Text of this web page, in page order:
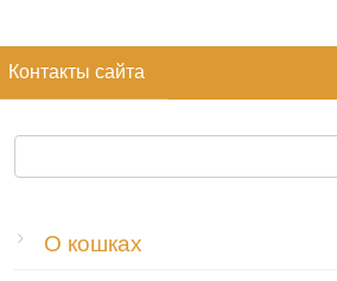
Контакты сайта
О кошках